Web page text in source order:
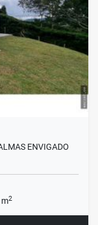
ENVIGADO
m2